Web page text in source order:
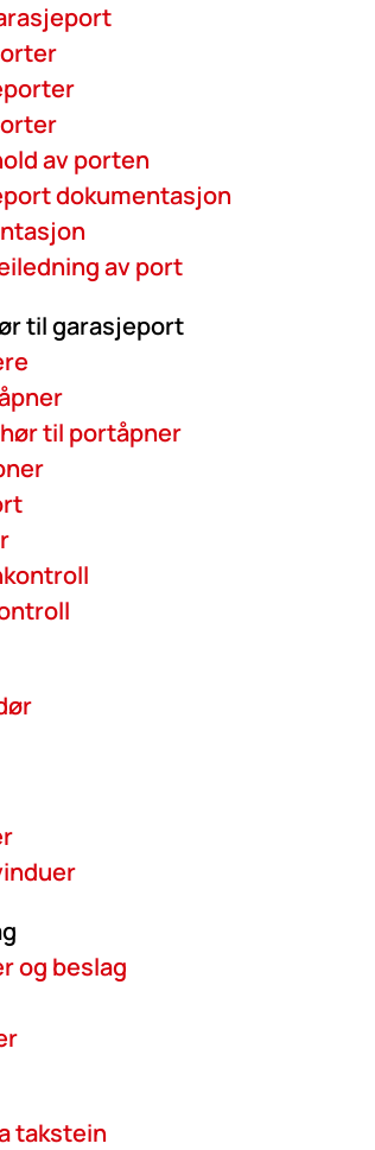
av porten
dokumentasjon
av port
til garasjeport
til portåpner
og beslag
takstein